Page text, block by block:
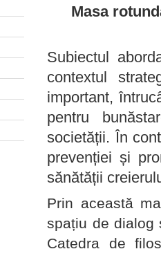
Masa
Subiectul
contextul
important,
pentru
societății. În
prevenției și
sănătății
Prin această
spațiu de dialog
Catedra de